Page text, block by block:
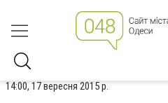
14:00, 17 вересня 2015 р.